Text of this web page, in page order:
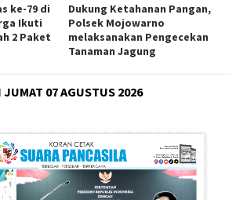
ke-79 di
Ikuti
2 Paket
Dukung Ketahanan Pangan,
Polsek Mojowarno
melaksanakan Pengecekan
Tanaman Jagung
JUMAT 07 AGUSTUS 2026